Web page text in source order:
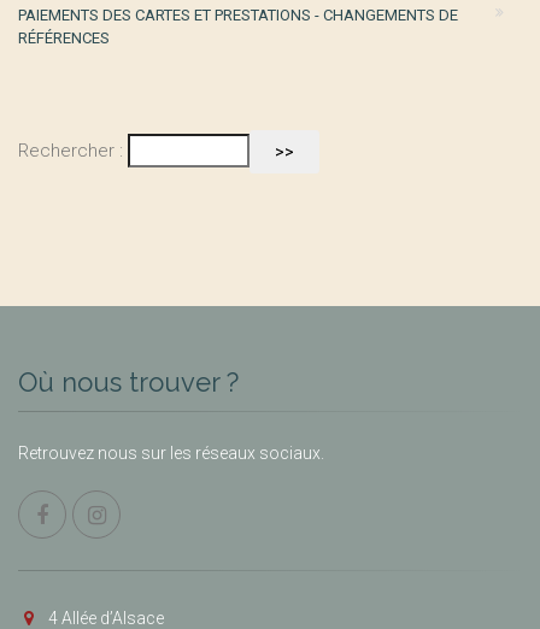
PAIEMENTS DES CARTES ET PRESTATIONS - CHANGEMENTS DE
RÉFÉRENCES
Rechercher :
Où nous trouver ?
Retrouvez nous sur les réseaux sociaux.
4 Allée d’Alsace